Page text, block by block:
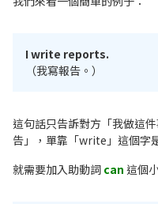
I write reports.
（我寫報告。）
這句話只告訴對方「我做這
告」，單靠「write」這個字
就需要加入助動詞 can 這個